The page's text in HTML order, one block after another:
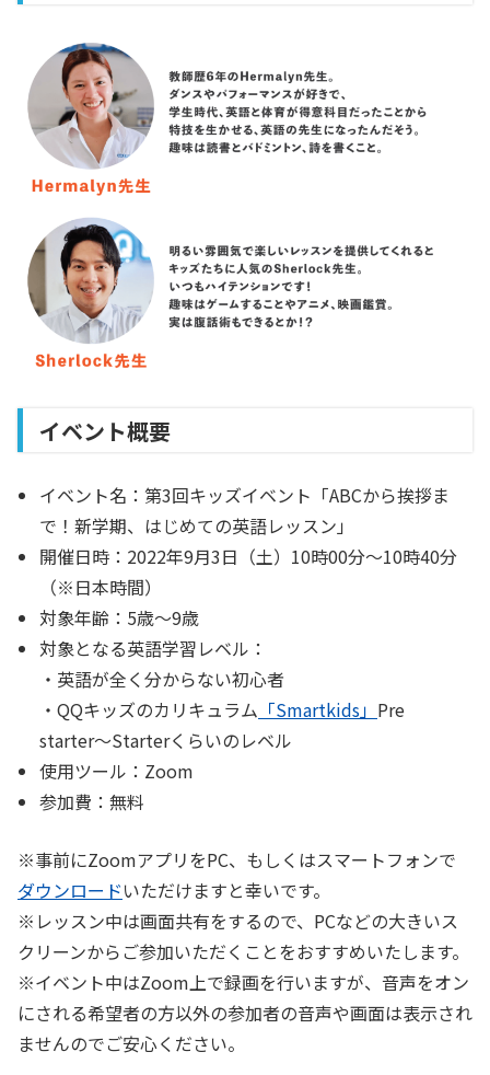
イベント概要
イベント名： 第3回キッズイベント「ABCから挨拶ま
で！新学期、はじめての英語レッスン」
開催日時： 2022年9月3日（土）10時00分〜10時40分
（※日本時間）
対象年齢： 5歳〜9歳
対象となる英語学習レベル：
・英語が全く分からない初心者
・QQキッズのカリキュラム 「Smartkids」 Pre
starter〜Starterくらいのレベル
使用ツール： Zoom
参加費： 無料
※事前にZoomアプリをPC、もしくはスマートフォンで
ダウンロードいただけますと幸いです。
※レッスン中は画面共有をするので、PCなどの大きいス
クリーンからご参加いただくことをおすすめいたします。
※イベント中はZoom上で録画を行いますが、音声をオン
にされる希望者の方以外の参加者の音声や画面は表示され
ませんのでご安心ください。